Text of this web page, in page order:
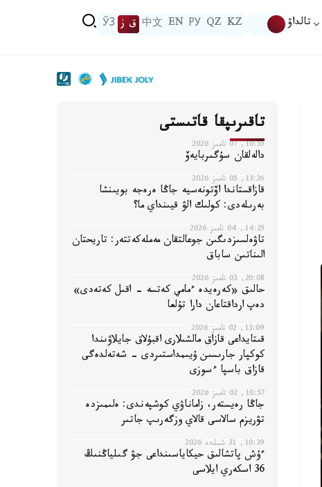
تالداۋ KZ
QZ
РУ
EN
中文 ق ز ЎЗ
تاقىرىپقا قاتىستى
10:55, 07 تامىز 2026
دالەلقان سۇگىربايەۆ
13:26, 05 تامىز 2026
قازاقستاندا اۆتونەسيە جاڭا ەرەجە بويىنشا
بەرىلەدى: كولىك الۋ قيىنداي ما؟
14:25, 04 تامىز 2026
تاۋەلسىزدىگىن جوعالتقان مەملەكەتتەر: تاريحتان
الىناتىن ساباق
20:08, 03 تامىز 2026
حالىق «كەرەيدە ءمامي كەتسە - اقىل كەتەدى»
دەپ ارداقتاعان دارا تۇلعا
13:09, 02 تامىز 2026
قىتايداعى قازاق مالشىلارى اقبۇلاق جايلاۋىندا
كوكپار جارىسىن ۇيىمداستىردى - شەتەلدەگى
قازاق باسپا ءسوزى
10:57, 02 تامىز 2026
جاڭا رەيستەر، زاماناۋي كوشپەندى: ەلىمىزدە
تۋريزم سالاسى قالاي وزگەرىپ جاتىر
10:39, 31 شىلدە 2026
ءۇش پاتشالىق حيكاياسىنداعى جۋ گىلياڭنىڭ
36 اسكەري ايلاسى